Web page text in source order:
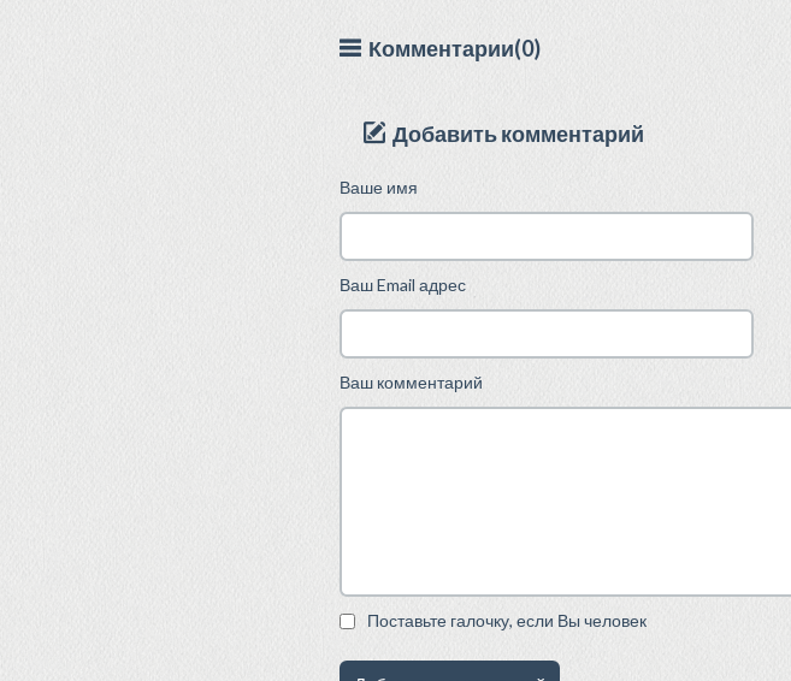
Комментарии(0)
Добавить комментарий
Ваше имя
Ваш Email адрес
Ваш комментарий
Поставьте галочку, если Вы человек